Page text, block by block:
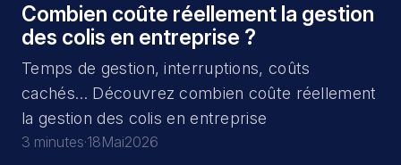
Article
Combien coûte réellement la gestion
des colis en entreprise ?
Temps de gestion, interruptions, coûts
cachés… Découvrez combien coûte réellement
la gestion des colis en entreprise
3 minutes·18Mai2026